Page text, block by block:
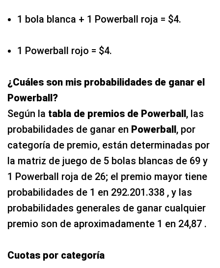
1 bola blanca + 1 Powerball roja = $4.
1 Powerball rojo = $4.
¿Cuáles son mis probabilidades de ganar el
Powerball?
Según la tabla de premios de Powerball, las
probabilidades de ganar en Powerball, por
categoría de premio, están determinadas por
la matriz de juego de 5 bolas blancas de 69 y
1 Powerball roja de 26; el premio mayor tiene
probabilidades de 1 en 292.201.338 , y las
probabilidades generales de ganar cualquier
premio son de aproximadamente 1 en 24,87 .
Cuotas por categoría